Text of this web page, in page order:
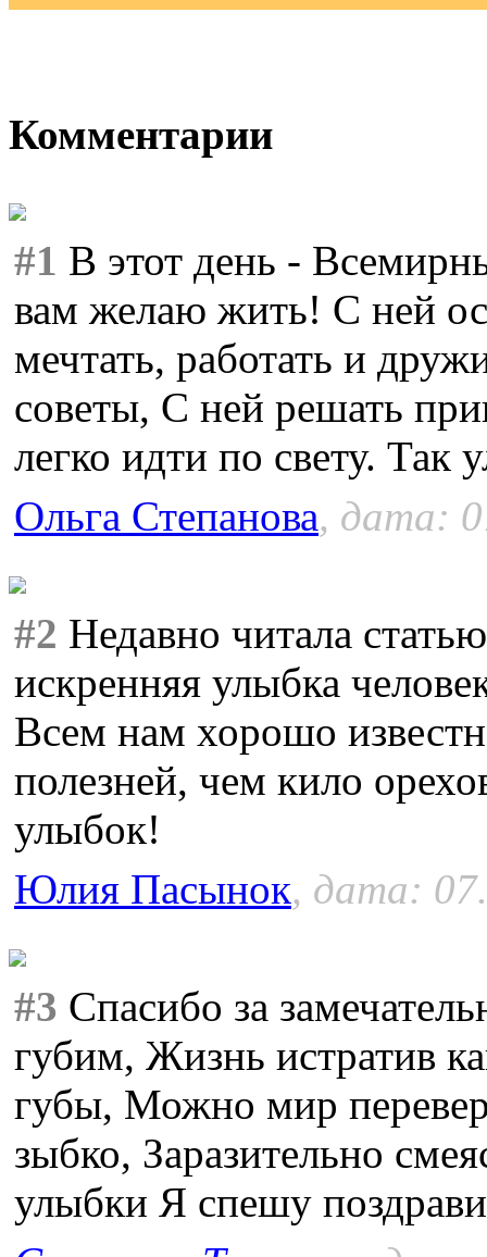
Комментарии
#1 В этот день -
вам желаю жить! С ней
мечтать, работать и
советы, С ней решать
легко идти по свету. Так
Ольга Степанова, дата:
#2 Недавно читала
искренняя улыбка
Всем нам хорошо
полезней, чем кило
улыбок!
Юлия Пасынок, дата:
#3 Спасибо за
губим, Жизнь истратив
губы, Можно мир
зыбко, Заразительно
улыбки Я спешу